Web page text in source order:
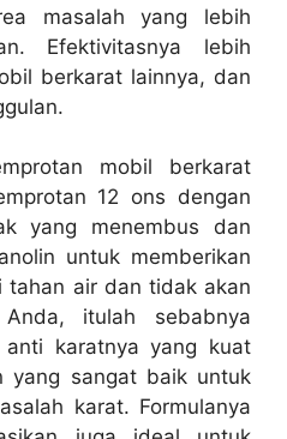
masalah yang lebih
Efektivitasnya lebih
berkarat lainnya, dan
mobil berkarat
12 ons dengan
yang menembus dan
untuk memberikan
tahan air dan tidak akan
itulah sebabnya
karatnya yang kuat
yang sangat baik untuk
karat. Formulanya